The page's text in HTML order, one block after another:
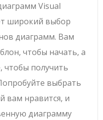
Visual
широкий выбор
диаграмм. Вам
чтобы начать, а
чтобы получить
выбрать
вам нравится, и
диаграмму